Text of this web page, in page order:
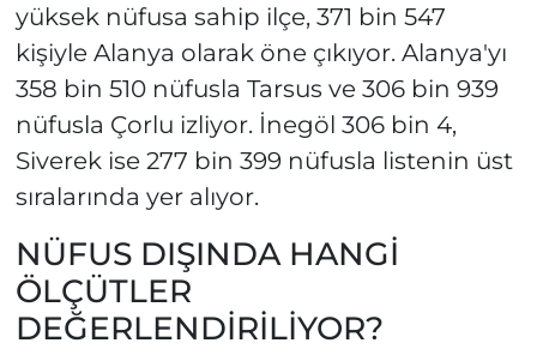
yüksek nüfusa sahip ilçe, 371 bin 547
kişiyle Alanya olarak öne çıkıyor. Alanya'yı
358 bin 510 nüfusla Tarsus ve 306 bin 939
nüfusla Çorlu izliyor. İnegöl 306 bin 4,
Siverek ise 277 bin 399 nüfusla listenin üst
sıralarında yer alıyor.
NÜFUS DIŞINDA HANGİ
ÖLÇÜTLER
DEĞERLENDİRİLİYOR?